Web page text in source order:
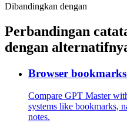
Dibandingkan dengan
Perbandingan
dengan
Browser
Compare GPT Master
systems like bookmarks,
notes.